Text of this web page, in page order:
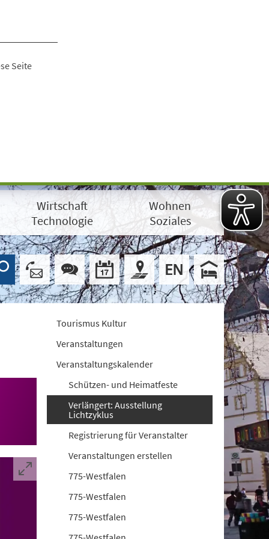
Seite
Wirtschaft
Technologie
Wohnen
Soziales
Tourismus Kultur
Veranstaltungen
Veranstaltungskalender
Schützen- und Heimatfeste
Verlängert: Ausstellung
Lichtzyklus
Registrierung für Veranstalter
Veranstaltungen erstellen
775-Westfalen
775-Westfalen
775-Westfalen